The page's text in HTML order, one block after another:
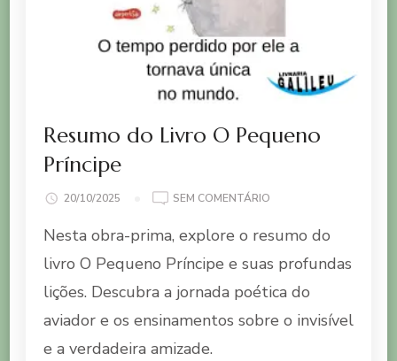
Resumo do Livro O Pequeno
Príncipe
20/10/2025 SEM COMENTÁRIO
DO
O
PEQUENO
Nesta obra-prima, explore o resumo do
livro O Pequeno Príncipe e suas profundas
lições. Descubra a jornada poética do
aviador e os ensinamentos sobre o invisível
e a verdadeira amizade.